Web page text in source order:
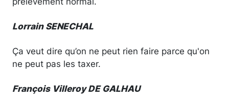
Lorrain SENECHAL
Ça veut dire qu’on ne peut rien faire parce qu'on
ne peut pas les taxer.
François Villeroy DE GALHAU